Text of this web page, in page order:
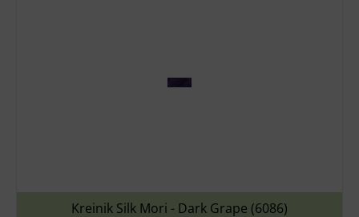
Kreinik Silk Mori - Dark Grape (6086)